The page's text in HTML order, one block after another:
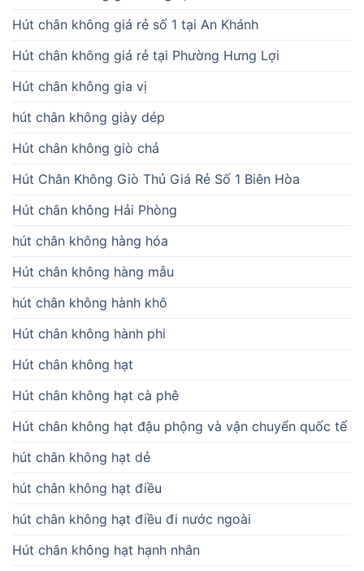
Hút chân không giá rẻ số 1 tại An Khánh
Hút chân không giá rẻ tại Phường Hưng Lợi
Hút chân không gia vị
hút chân không giày dép
Hút chân không giò chả
Hút Chân Không Giò Thủ Giá Rẻ Số 1 Biên Hòa
Hút chân không Hải Phòng
hút chân không hàng hóa
Hút chân không hàng mẫu
hút chân không hành khô
Hút chân không hành phi
Hút chân không hạt
Hút chân không hạt cà phê
Hút chân không hạt đậu phộng và vận chuyển quốc tế
hút chân không hạt dẻ
hút chân không hạt điều
hút chân không hạt điều đi nước ngoài
Hút chân không hạt hạnh nhân